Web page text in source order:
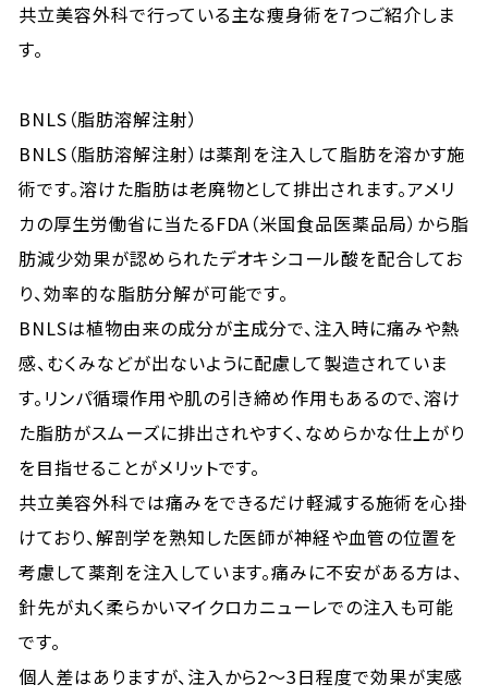
共立美容外科で行っている主な痩身術を7つご紹介しま
す。
BNLS（脂肪溶解注射）
BNLS（脂肪溶解注射）は薬剤を注入して脂肪を溶かす施
術です。溶けた脂肪は老廃物として排出されます。アメリ
カの厚生労働省に当たるFDA（米国食品医薬品局）から脂
肪減少効果が認められたデオキシコール酸を配合してお
り、効率的な脂肪分解が可能です。
BNLSは植物由来の成分が主成分で、注入時に痛みや熱
感、むくみなどが出ないように配慮して製造されていま
す。リンパ循環作用や肌の引き締め作用もあるので、溶け
た脂肪がスムーズに排出されやすく、なめらかな仕上がり
を目指せることがメリットです。
共立美容外科では痛みをできるだけ軽減する施術を心掛
けており、解剖学を熟知した医師が神経や血管の位置を
考慮して薬剤を注入しています。痛みに不安がある方は、
針先が丸く柔らかいマイクロカニューレでの注入も可能
です。
個人差はありますが、注入から2〜3日程度で効果が実感